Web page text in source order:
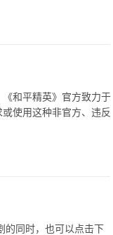
和平精英》官方致力于
使用这种非官方、违反
的同时，也可以点击下